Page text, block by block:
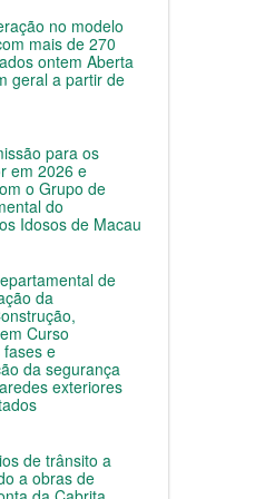
no modelo
mais de 270
ontem Aberta
geral a partir de
para os
em 2026 e
o Grupo de
do
Idosos de Macau
de
da
Curso
e
da segurança
exteriores
de trânsito a
a obras de